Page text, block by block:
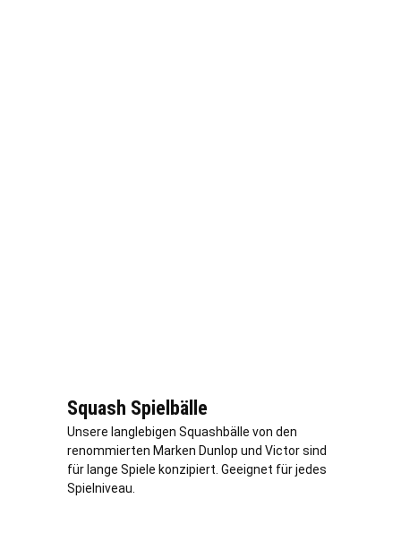
Squash Spielbälle
Unsere langlebigen Squashbälle von den
renommierten Marken Dunlop und Victor sind
für lange Spiele konzipiert. Geeignet für jedes
Spielniveau.